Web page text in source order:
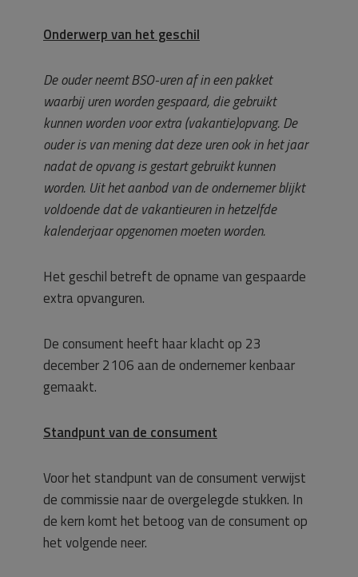
Onderwerp van het geschil
De ouder neemt BSO-uren af in een pakket
waarbij uren worden gespaard, die gebruikt
kunnen worden voor extra (vakantie)opvang. De
ouder is van mening dat deze uren ook in het jaar
nadat de opvang is gestart gebruikt kunnen
worden. Uit het aanbod van de ondernemer blijkt
voldoende dat de vakantieuren in hetzelfde
kalenderjaar opgenomen moeten worden.
Het geschil betreft de opname van gespaarde
extra opvanguren.
De consument heeft haar klacht op 23
december 2106 aan de ondernemer kenbaar
gemaakt.
Standpunt van de consument
Voor het standpunt van de consument verwijst
de commissie naar de overgelegde stukken. In
de kern komt het betoog van de consument op
het volgende neer.